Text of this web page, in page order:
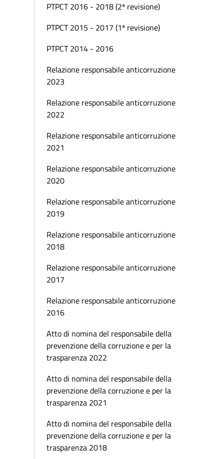
PTPCT 2016 - 2018 (2ª revisione)
PTPCT 2015 - 2017 (1ª revisione)
PTPCT 2014 - 2016
Relazione responsabile anticorruzione
2023
Relazione responsabile anticorruzione
2022
Relazione responsabile anticorruzione
2021
Relazione responsabile anticorruzione
2020
Relazione responsabile anticorruzione
2019
Relazione responsabile anticorruzione
2018
Relazione responsabile anticorruzione
2017
Relazione responsabile anticorruzione
2016
Atto di nomina del responsabile della
prevenzione della corruzione e per la
trasparenza 2022
Atto di nomina del responsabile della
prevenzione della corruzione e per la
trasparenza 2021
Atto di nomina del responsabile della
prevenzione della corruzione e per la
trasparenza 2018